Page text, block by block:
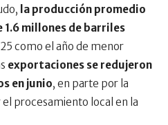
la producción promedio
1.6 millones de barriles
como el año de menor
exportaciones se redujeron
en junio, en parte por la
procesamiento local en la